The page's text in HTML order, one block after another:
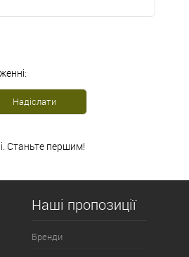
Станьте першим!
Наші пропозиції
Бренди